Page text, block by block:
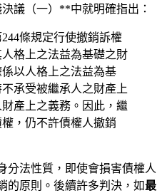
議（一）**中就明確指出：
條規定行使撤銷訴權
格上之法益為基礎之財
以人格上之法益為基
承受被繼承人之財產上
產上之義務。因此，繼
，仍不許債權人撤銷
分法性質，即使會損害債權人
的原則。後續許多判決，如最